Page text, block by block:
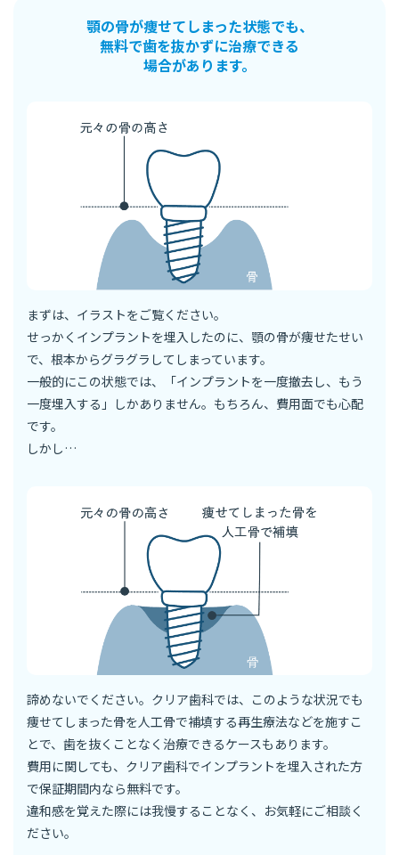
顎の骨が痩せてしまった状態でも、
無料で歯を抜かずに治療できる
場合があります。
まずは、イラストをご覧ください。
せっかくインプラントを埋入したのに、顎の骨が痩せたせい
で、根本からグラグラしてしまっています。
一般的にこの状態では、「インプラントを一度撤去し、もう
一度埋入する」しかありません。もちろん、費用面でも心配
です。
しかし…
諦めないでください。クリア歯科では、このような状況でも
痩せてしまった骨を人工骨で補填する再生療法などを施すこ
とで、歯を抜くことなく治療できるケースもあります。
費用に関しても、クリア歯科でインプラントを埋入された方
で保証期間内なら無料です。
違和感を覚えた際には我慢することなく、お気軽にご相談く
ださい。